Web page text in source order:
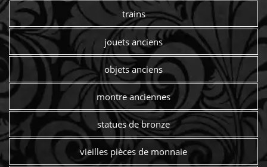
trains
jouets anciens
objets anciens
montre anciennes
statues de bronze
vieilles pièces de monnaie